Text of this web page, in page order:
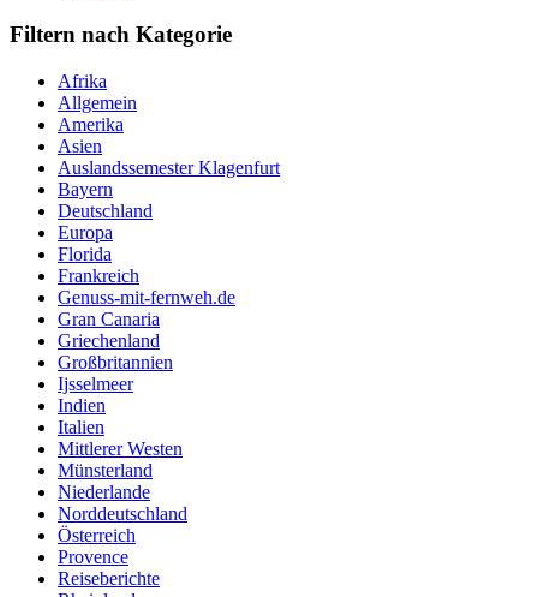
Filtern nach Kategorie
Afrika
Allgemein
Amerika
Asien
Auslandssemester Klagenfurt
Bayern
Deutschland
Europa
Florida
Frankreich
Genuss-mit-fernweh.de
Gran Canaria
Griechenland
Großbritannien
Ijsselmeer
Indien
Italien
Mittlerer Westen
Münsterland
Niederlande
Norddeutschland
Österreich
Provence
Reiseberichte